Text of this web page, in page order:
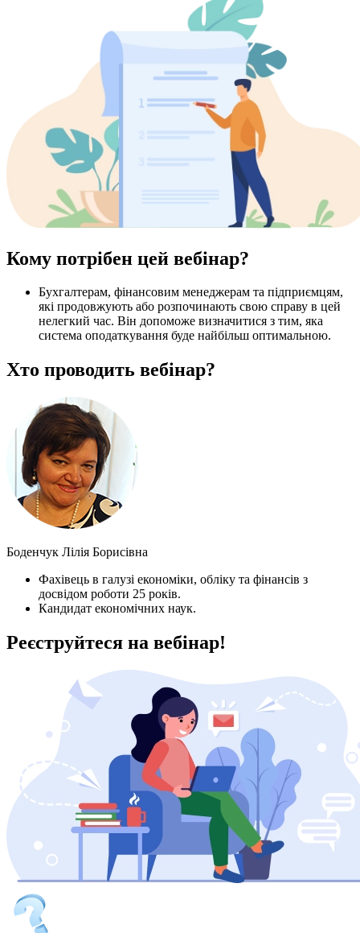
Кому потрібен цей вебінар?
Бухгалтерам, фінансовим менеджерам та підприємцям,
які продовжують або розпочинають свою справу в цей
нелегкий час. Він допоможе визначитися з тим, яка
система оподаткування буде найбільш оптимальною.
Хто проводить вебінар?
Боденчук Лілія Борисівна
Фахівець в галузі економіки, обліку та фінансів з
досвідом роботи 25 років.
Кандидат економічних наук.
Реєструйтеся на вебінар!